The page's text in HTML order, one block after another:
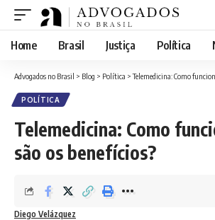
Home Brasil Justiça Política
Advogados no Brasil > Blog > Política >Telemedicina: Como
POLÍTICA
Telemedicina: Como
são os benefícios?
Diego Velázquez